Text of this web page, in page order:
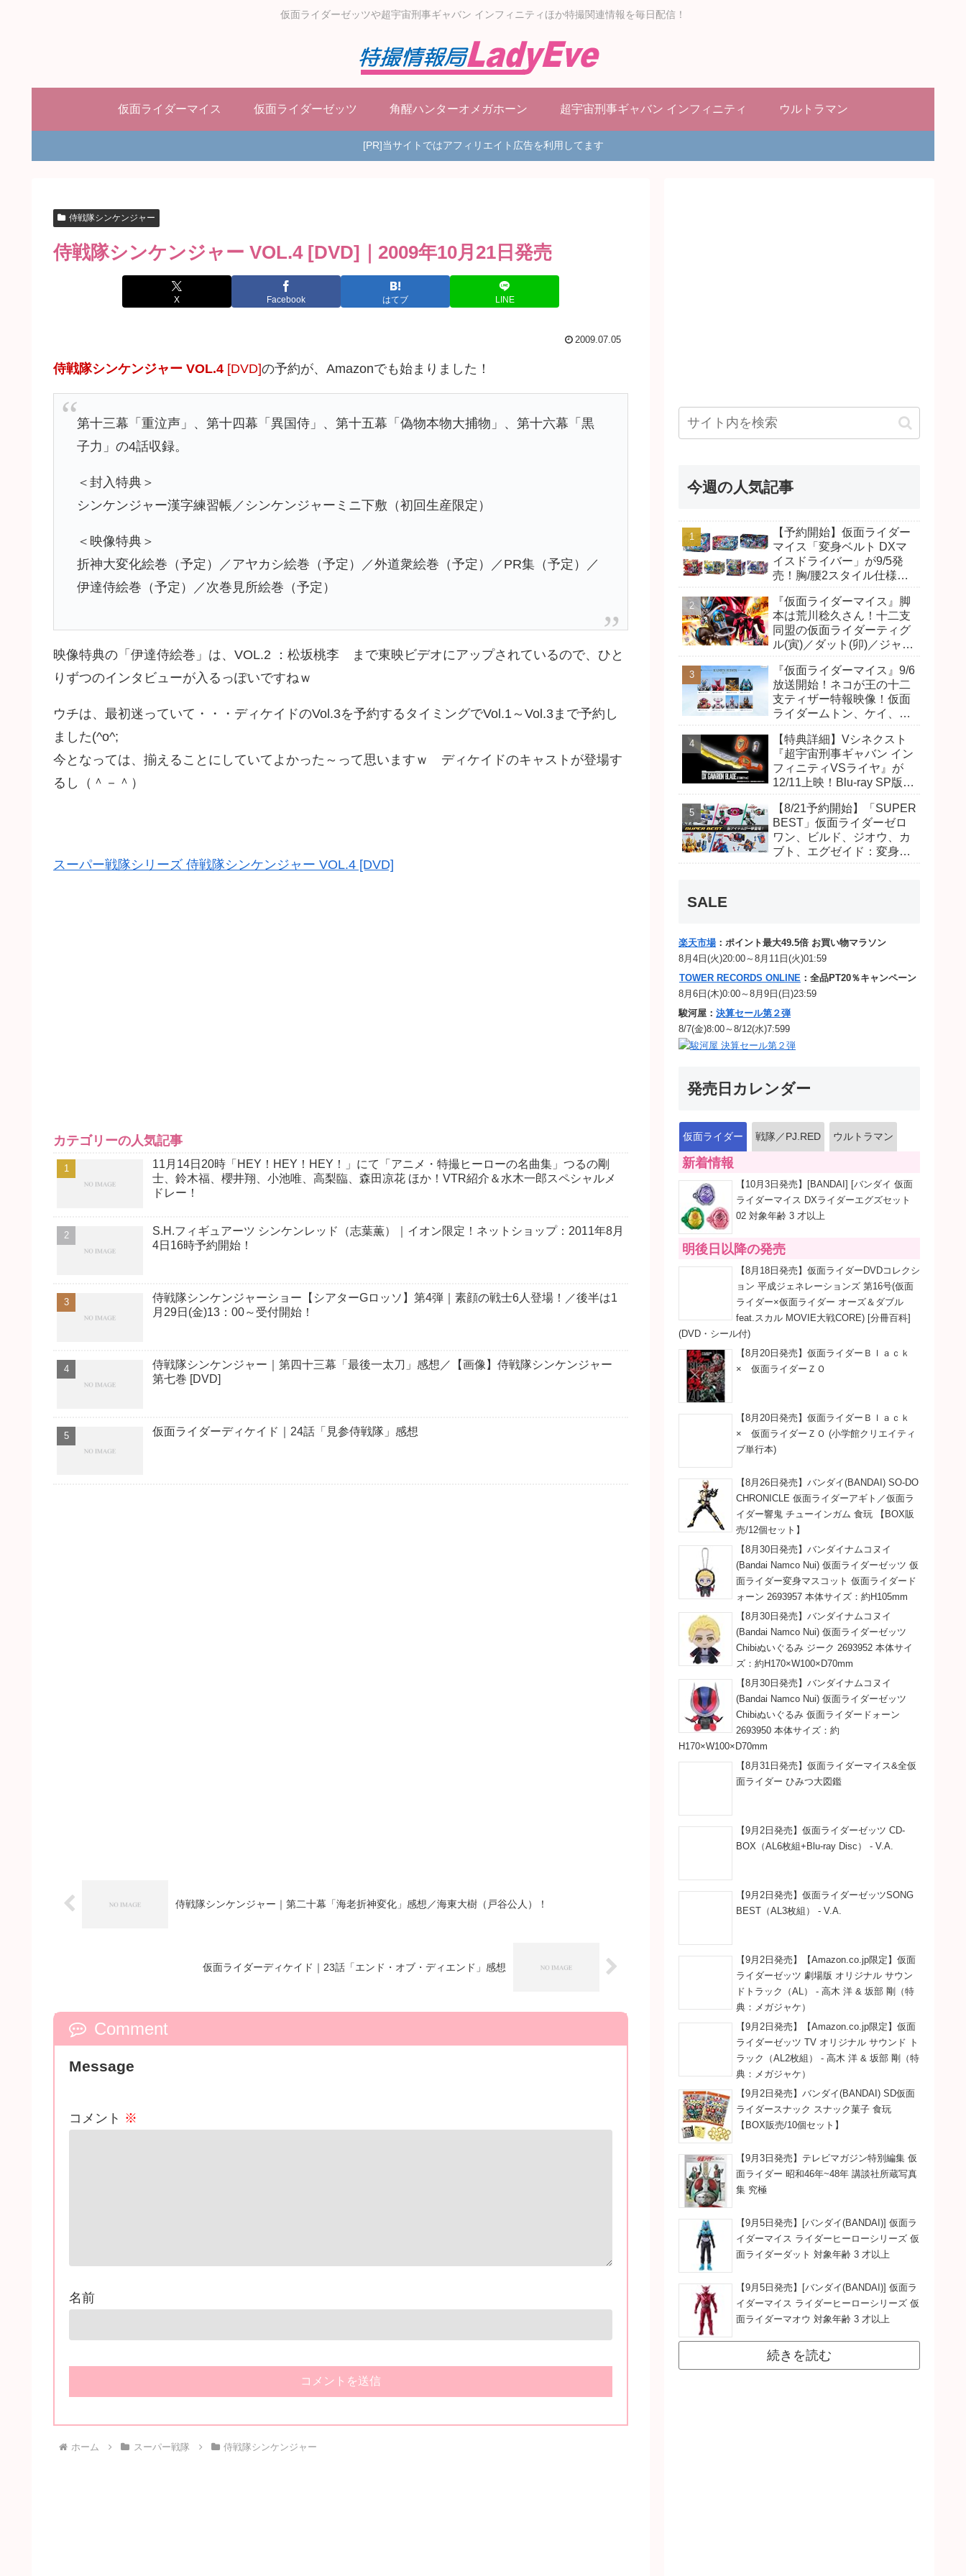
仮面ライダーゼッツや超宇宙刑事ギャバン インフィニティほか特撮関連情報を毎日配信！
仮面ライダーマイス 仮面ライダーゼッツ 角醒ハンターオメガホーン 超宇宙刑事ギャバン インフィニティ ウルトラマン
[PR]当サイトではアフィリエイト広告を利用してます
侍戦隊シンケンジャー
侍戦隊シンケンジャー VOL.4 [DVD]｜2009年10月21日発売
X Facebook はてブ LINE
2009.07.05
侍戦隊シンケンジャー VOL.4 [DVD]の予約が、Amazonでも始まりました！
第十三幕「重泣声」、第十四幕「異国侍」、第十五幕「偽物本物大捕物」、第十六幕「黒
子力」の4話収録。
＜封入特典＞
シンケンジャー漢字練習帳／シンケンジャーミニ下敷（初回生産限定）
＜映像特典＞
折神大変化絵巻（予定）／アヤカシ絵巻（予定）／外道衆絵巻（予定）／PR集（予定）／
伊達侍絵巻（予定）／次巻見所絵巻（予定）
映像特典の「伊達侍絵巻」は、VOL.2 ：松坂桃李 まで東映ビデオにアップされているので、ひと
りずつのインタビューが入るっぽいですねｗ
ウチは、最初迷っていて・・・ディケイドのVol.3を予約するタイミングでVol.1～Vol.3まで予約し
ました(^o^;
今となっては、揃えることにしていてよかった～って思いますｗ ディケイドのキャストが登場す
るし（＾－＾）
スーパー戦隊シリーズ 侍戦隊シンケンジャー VOL.4 [DVD]
カテゴリーの人気記事
11月14日20時「HEY！HEY！HEY！」にて「アニメ・特撮ヒーローの名曲集」つるの剛
士、鈴木福、櫻井翔、小池唯、高梨臨、森田凉花 ほか！VTR紹介＆水木一郎スペシャルメ
ドレー！
S.H.フィギュアーツ シンケンレッド（志葉薫）｜イオン限定！ネットショップ：2011年8月
4日16時予約開始！
侍戦隊シンケンジャーショー【シアターGロッソ】第4弾｜素顔の戦士6人登場！／後半は1
月29日(金)13：00～受付開始！
侍戦隊シンケンジャー｜第四十三幕「最後一太刀」感想／【画像】侍戦隊シンケンジャー
第七巻 [DVD]
仮面ライダーディケイド｜24話「見参侍戦隊」感想
侍戦隊シンケンジャー｜第二十幕「海老折神変化」感想／海東大樹（戸谷公人）！
仮面ライダーディケイド｜23話「エンド・オブ・ディエンド」感想
Comment
Message
コメント ※
名前
ホーム スーパー戦隊 侍戦隊シンケンジャー
今週の人気記事
【予約開始】仮面ライダー
マイス「変身ベルト DXマ
イスドライバー」が9/5発
売！胸/腰2スタイル仕様！
ッシュ、ジャオ/バイト、ケ
イ/ショットボーンバックル
も！
『仮面ライダーマイス』脚
本は荒川稔久さん！十二支
同盟の仮面ライダーティグ
ル(寅)／ダット(卯)／ジャオ
尾達臣のキャストが発表！
トリガーのアキト金子隼也
さんも変身！
『仮面ライダーマイス』9/6
放送開始！ネコが王の十二
支ティザー特報映像！仮面
ライダームトン、ケイ、ヴ
開！ライダーは子丑寅卯辰
巳午未申酉戌亥猫猫の14
人⁉
【特典詳細】Vシネクスト
『超宇宙刑事ギャバン イン
フィニティVSライヤ』が
12/11上映！Blu-ray SP版は
(エタニティver.)」「ユカイ
ダーエモルギー」ほか豪華
特典付き！
【8/21予約開始】「SUPER
BEST」仮面ライダーゼロ
ワン、ビルド、ジオウ、カ
ブト、エグゼイド：変身ベ
SALE
楽天市場 ：ポイント最大49.5倍 お買い物マラソン
8月4日(火)20:00～8月11日(火)01:59
TOWER RECORDS ONLINE ：全品PT20％キャンペーン
8月6日(木)0:00～8月9日(日)23:59
駿河屋： 決算セール第２弾
8/7(金)8:00～8/12(水)7:599
発売日カレンダー
仮面ライダー 戦隊／PJ.RED ウルトラマン
新着情報
【10月3日発売】[BANDAI] [バンダイ 仮面
ライダーマイス DXライダーエグズセット
02 対象年齢 3 才以上
明後日以降の発売
【8月18日発売】仮面ライダーDVDコレクシ
ョン 平成ジェネレーションズ 第16号(仮面
ライダー×仮面ライダー オーズ＆ダブル
feat.スカル MOVIE大戦CORE) [分冊百科]
(DVD・シール付)
【8月20日発売】仮面ライダーＢｌａｃｋ
× 仮面ライダーＺＯ
【8月20日発売】仮面ライダーＢｌａｃｋ
× 仮面ライダーＺＯ (小学館クリエイティ
ブ単行本)
【8月26日発売】バンダイ(BANDAI) SO-DO
CHRONICLE 仮面ライダーアギト／仮面ラ
イダー響鬼 チューインガム 食玩 【BOX販
売/12個セット】
【8月30日発売】バンダイナムコヌイ
(Bandai Namco Nui) 仮面ライダーゼッツ 仮
面ライダー変身マスコット 仮面ライダード
ォーン 2693957 本体サイズ：約H105mm
【8月30日発売】バンダイナムコヌイ
(Bandai Namco Nui) 仮面ライダーゼッツ
Chibiぬいぐるみ ジーク 2693952 本体サイ
ズ：約H170×W100×D70mm
【8月30日発売】バンダイナムコヌイ
(Bandai Namco Nui) 仮面ライダーゼッツ
Chibiぬいぐるみ 仮面ライダードォーン
2693950 本体サイズ：約
H170×W100×D70mm
【8月31日発売】仮面ライダーマイス&全仮
面ライダー ひみつ大図鑑
【9月2日発売】仮面ライダーゼッツ CD-
BOX（AL6枚組+Blu-ray Disc） - V.A.
【9月2日発売】仮面ライダーゼッツSONG
BEST（AL3枚組） - V.A.
【9月2日発売】【Amazon.co.jp限定】仮面
ライダーゼッツ 劇場版 オリジナル サウン
ドトラック（AL） - 高木 洋 & 坂部 剛（特
典：メガジャケ）
【9月2日発売】【Amazon.co.jp限定】仮面
ライダーゼッツ TV オリジナル サウンド ト
ラック（AL2枚組） - 高木 洋 & 坂部 剛（特
典：メガジャケ）
【9月2日発売】バンダイ(BANDAI) SD仮面
ライダースナック スナック菓子 食玩
【BOX販売/10個セット】
【9月3日発売】テレビマガジン特別編集 仮
面ライダー 昭和46年~48年 講談社所蔵写真
集 究極
【9月5日発売】[バンダイ(BANDAI)] 仮面ラ
イダーマイス ライダーヒーローシリーズ 仮
面ライダーダット 対象年齢 3 才以上
【9月5日発売】[バンダイ(BANDAI)] 仮面ラ
イダーマイス ライダーヒーローシリーズ 仮
面ライダーマオウ 対象年齢 3 才以上
続きを読む